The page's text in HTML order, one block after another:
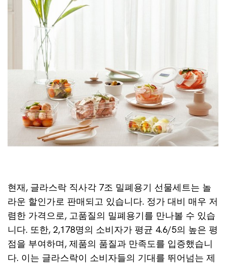
현재, 글라스락 직사각 7조 밀폐용기 선물세트는 놀
라운 할인가로 판매되고 있습니다. 정가 대비 매우 저
렴한 가격으로, 고품질의 밀폐용기를 만나볼 수 있습
니다. 또한, 2,178명의 소비자가 평균 4.6/5의 높은 평
점을 부여하며, 제품의 품질과 만족도를 입증했습니
다. 이는 글라스락이 소비자들의 기대를 뛰어넘는 제